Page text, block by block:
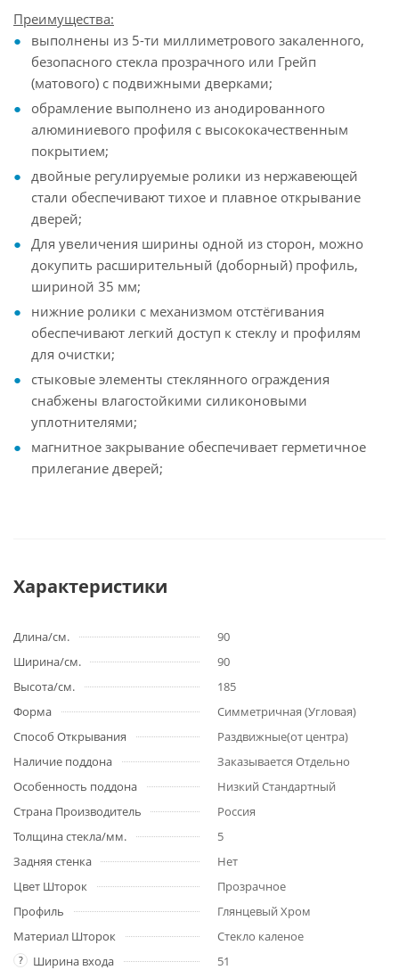
Преимущества:
выполнены из 5-ти миллиметрового закаленного,
безопасного стекла прозрачного или Грейп
(матового) с подвижными дверками;
обрамление выполнено из анодированного
алюминиевого профиля с высококачественным
покрытием;
двойные регулируемые ролики из нержавеющей
стали обеспечивают тихое и плавное открывание
дверей;
Для увеличения ширины одной из сторон, можно
докупить расширительный (доборный) профиль,
шириной 35 мм;
нижние ролики с механизмом отстёгивания
обеспечивают легкий доступ к стеклу и профилям
для очистки;
стыковые элементы стеклянного ограждения
снабжены влагостойкими силиконовыми
уплотнителями;
магнитное закрывание обеспечивает герметичное
прилегание дверей;
Характеристики
Длина/см.
90
Ширина/см.
90
Высота/см.
185
Форма
Симметричная (Угловая)
Способ Открывания
Раздвижные(от центра)
Наличие поддона
Заказывается Отдельно
Особенность поддона
Низкий Стандартный
Страна Производитель
Россия
Толщина стекла/мм.
5
Задняя стенка
Нет
Цвет Шторок
Прозрачное
Профиль
Глянцевый Хром
Материал Шторок
Стекло каленое
? Ширина входа 51